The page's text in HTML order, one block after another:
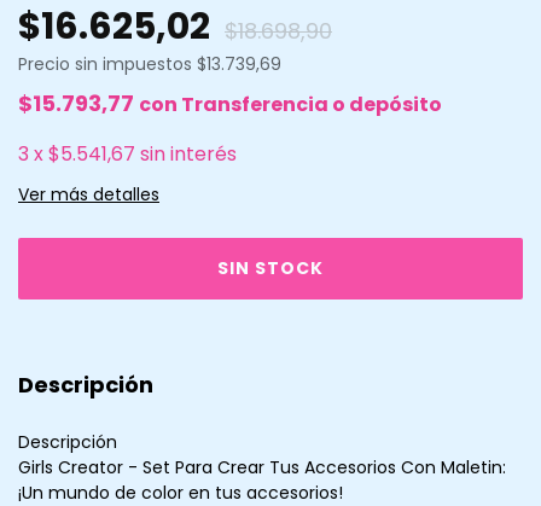
$16.625,02 $18.698,90
Precio sin impuestos $13.739,69
$15.793,77 con Transferencia o depósito
3 x$5.541,67 sin interés
Ver más detalles
Descripción
Descripción
Girls Creator - Set Para Crear Tus Accesorios Con Maletin:
¡Un mundo de color en tus accesorios!